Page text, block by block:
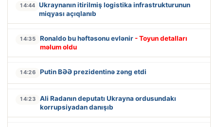
14:44 Ukraynanın itirilmiş logistika infrastrukturunun
miqyası açıqlanıb
14:35 Ronaldo bu həftəsonu evlənir - Toyun detalları
məlum oldu
14:26 Putin BƏƏ prezidentinə zəng etdi
14:23
Ali Radanın deputatı Ukrayna ordusundakı
korrupsiyadan danışıb